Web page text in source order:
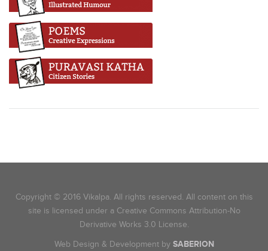
Copyright © 2016 Vikalpa. All rights reserved. All content on this
site is licensed under a Creative Commons Attribution-No
Derivative Works 3.0 License.
Web Design & Development by SABERION